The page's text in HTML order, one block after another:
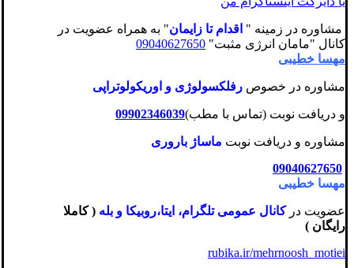
مشاوره در زمینه " اقدام تا زایمان" به همراه عضویت در
کانال "مامان انرژی مثبت" 09040627650
مهسا خطیبی
مشاوره در خصوص رفلکسولوژی و اوریکولوتراپی
و دریافت نوبت (تماس با مطب)09902346039
مشاوره و دریافت نوبت ماساژ باروری
09040627650
مهسا خطیبی
عضویت درکانال عمومی تلگرام، ایتا،روبیکا و بله ( کاملا
رایگان )
rubika.ir/mehrnoosh_motiei